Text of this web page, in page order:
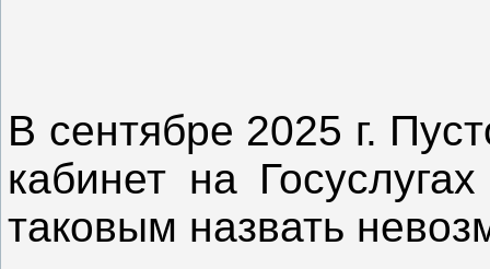
В сентябре 2025 г.
кабинет на
таковым